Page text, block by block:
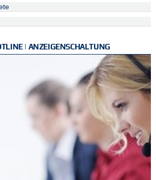
| ANZEIGENSCHALTUNG